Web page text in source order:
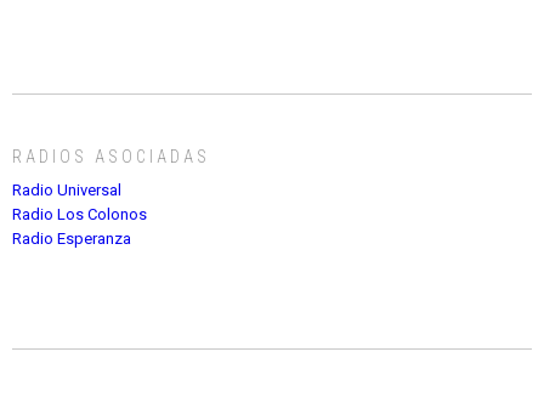
RADIOS ASOCIADAS
Radio Universal
Radio Los Colonos
Radio Esperanza